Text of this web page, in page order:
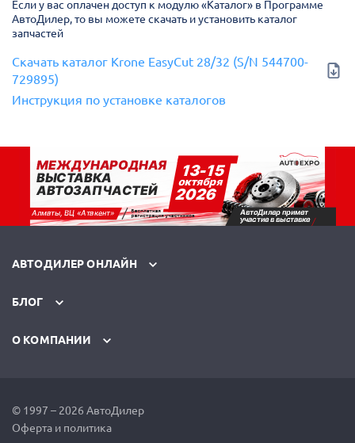
Если у вас оплачен доступ к модулю «Каталог» в Программе
АвтоДилер, то вы можете скачать и установить каталог
запчастей
Скачать каталог Krone EasyCut 28/32 (S/N 544700-
729895)
Инструкция по установке каталогов
АВТОДИЛЕР ОНЛАЙН
БЛОГ
О КОМПАНИИ
© 1997 – 2026 АвтоДилер
Оферта и политика